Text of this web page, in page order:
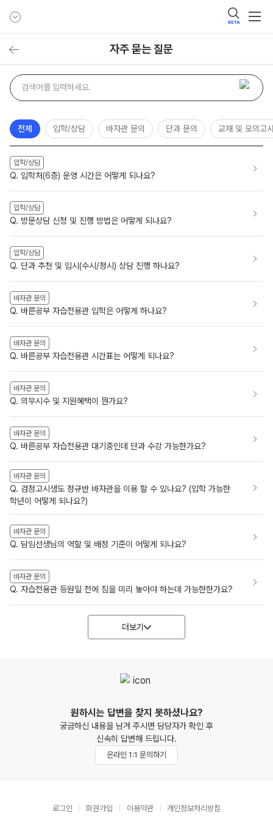
BETA
자주 묻는 질문
자주
묻는
검색
검색어
전체 입학/상담 바자관 문의 단과 문의 교재 및 모의고
입학/상담
Q. 입학처(6층) 운영 시간은 어떻게 되나요?
입학/상담
Q. 방문상담 신청 및 진행 방법은 어떻게 되나요?
입학/상담
Q. 단과 추천 및 입시(수시/정시) 상담 진행 하나요?
바자관 문의
Q. 바른공부 자습전용관 입학은 어떻게 하나요?
바자관 문의
Q. 바른공부 자습전용관 시간표는 어떻게 되나요?
바자관 문의
Q. 의무시수 및 지원혜택이 뭔가요?
바자관 문의
Q. 바른공부 자습전용관 대기중인데 단과 수강 가능한가요?
바자관 문의
Q. 검정고시생도 정규반 바자관을 이용 할 수 있나요? (입학 가능한
학년이 어떻게 되나요?)
바자관 문의
Q. 담임선생님의 역할 및 배정 기준이 어떻게 되나요?
바자관 문의
Q. 자습전용관 등원일 전에 짐을 미리 놓아야 하는데 가능한한가요?
더보기
원하시는 답변을 찾지 못하셨나요?
궁금하신 내용을 남겨 주시면 담당자가 확인 후
신속히 답변해 드립니다.
온라인 1:1 문의하기
로그인 회원가입 이용약관 개인정보처리방침